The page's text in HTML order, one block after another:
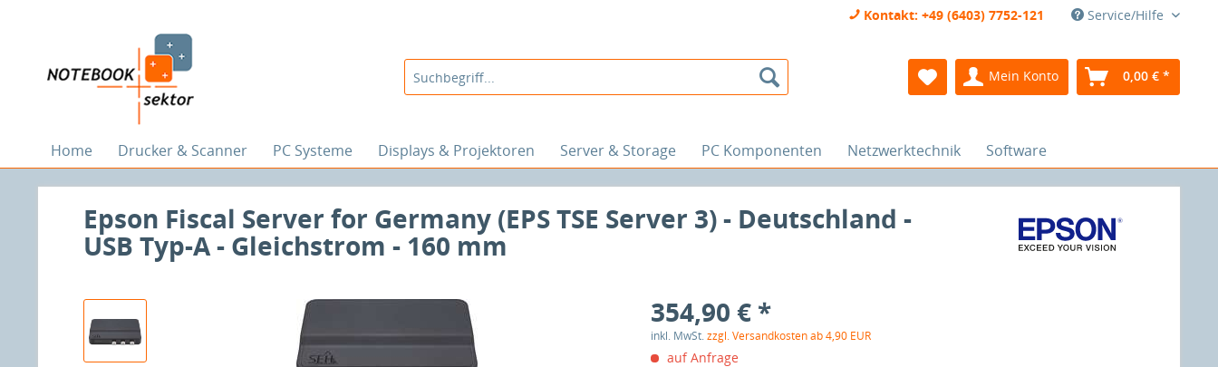
Kontakt: +49 (6403) 7752-121 Service/Hilfe
Mein Konto 0,00 € *
Home Drucker & Scanner PC Systeme Displays & Projektoren Server & Storage PC Komponenten Netzwerktechnik Software
Epson Fiscal Server for Germany (EPS TSE Server 3) - Deutschland -
USB Typ-A - Gleichstrom - 160 mm
354,90 € *
inkl. MwSt.zzgl. Versandkosten ab 4,90 EUR
auf Anfrage